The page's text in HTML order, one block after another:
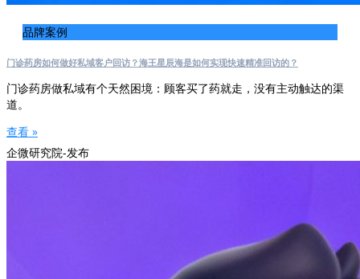
品牌案例
门诊药房如何做好私域客户回访？海王星辰海是如何实现快速精准回访的？
门诊药房做私域有个天然困境：顾客买了药就走，没有主动触达的渠
道。
查看 »
企微研究院-发布